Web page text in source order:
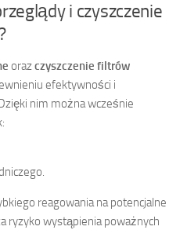
i czyszczenie
orazczyszczenie filtrów
efektywności i
nim można wcześnie
reagowania na potencjalne
ryzyko wystąpienia poważnych